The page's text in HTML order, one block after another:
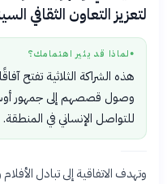
لتعزيز التعاون الثقافي
● لماذا قد يثير اهتمامك؟
هذه الشراكة الثلاثية تفتح
وصول قصصهم إلى جمهور
للتواصل الإنساني في المنطقة.
وتهدف الاتفاقية إلى تبادل